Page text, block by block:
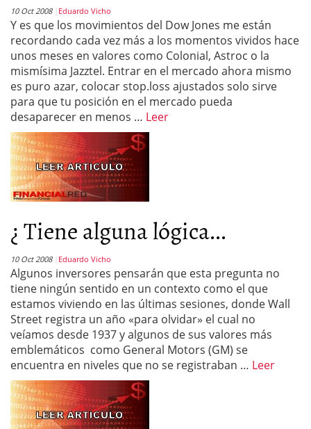
10 Oct 2008 Eduardo Vicho
Y es que los movimientos del Dow Jones me están
recordando cada vez más a los momentos vividos hace
unos meses en valores como Colonial, Astroc o la
mismísima Jazztel. Entrar en el mercado ahora mismo
es puro azar, colocar stop.loss ajustados solo sirve
para que tu posición en el mercado pueda
desaparecer en menos … Leer
¿ Tiene alguna lógica...
10 Oct 2008 Eduardo Vicho
Algunos inversores pensarán que esta pregunta no
tiene ningún sentido en un contexto como el que
estamos viviendo en las últimas sesiones, donde Wall
Street registra un año «para olvidar» el cual no
veíamos desde 1937 y algunos de sus valores más
emblemáticos como General Motors (GM) se
encuentra en niveles que no se registraban … Leer